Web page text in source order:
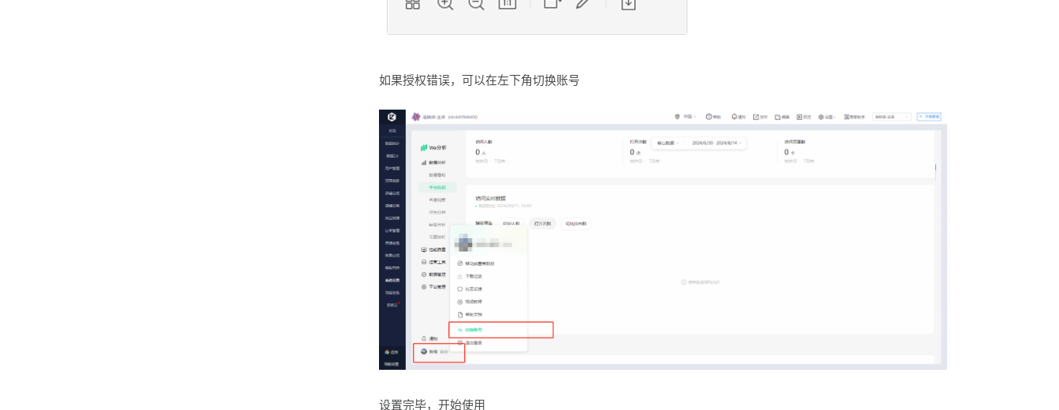
如果授权错误，可以在左下角切换账号
设置完毕，开始使用